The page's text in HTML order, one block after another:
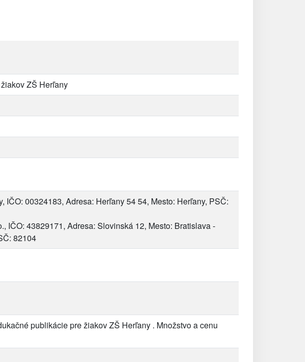
ZŠ Herľany
IČO: 00324183, Adresa: Herľany 54 54, Mesto: Herľany, PSČ:
IČO: 43829171, Adresa: Slovinská 12, Mesto: Bratislava -
82104
publikácie pre žiakov ZŠ Herľany . Množstvo a cenu